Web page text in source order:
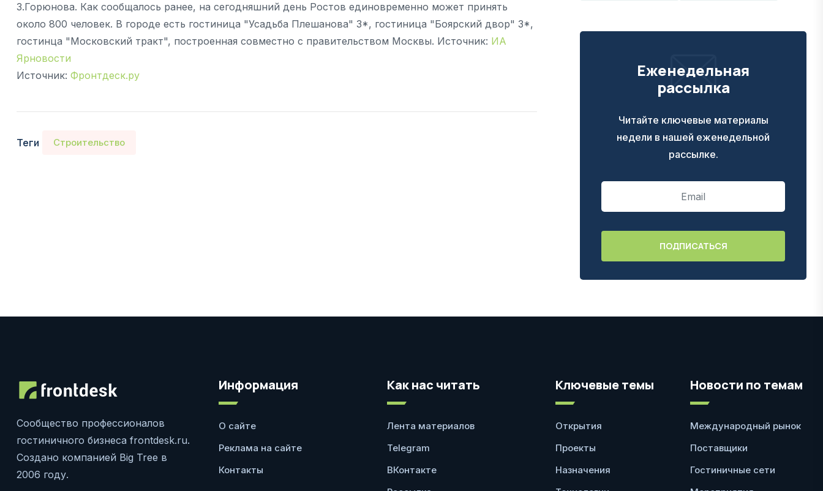
З.Горюнова. Как сообщалось ранее, на сегодняшний день Ростов единовременно может принять
около 800 человек. В городе есть гостиница "Усадьба Плешанова" 3*, гостиница "Боярский двор" 3*,
гостинца "Московский тракт", построенная совместно с правительством Москвы. Источник: ИА
Ярновости
Источник: Фронтдеск.ру
Теги Строительство
Еженедельная
рассылка
Читайте ключевые материалы
недели в нашей еженедельной
рассылке.
Сообщество профессионалов
гостиничного бизнеса frontdesk.ru.
Создано компанией Big Tree в
2006 году.
Информация
О сайте
Реклама на сайте
Контакты
Как нас читать
Лента материалов
Telegram
ВКонтакте
Ключевые темы
Открытия
Проекты
Назначения
Новости по темам
Международный рынок
Поставщики
Гостиничные сети